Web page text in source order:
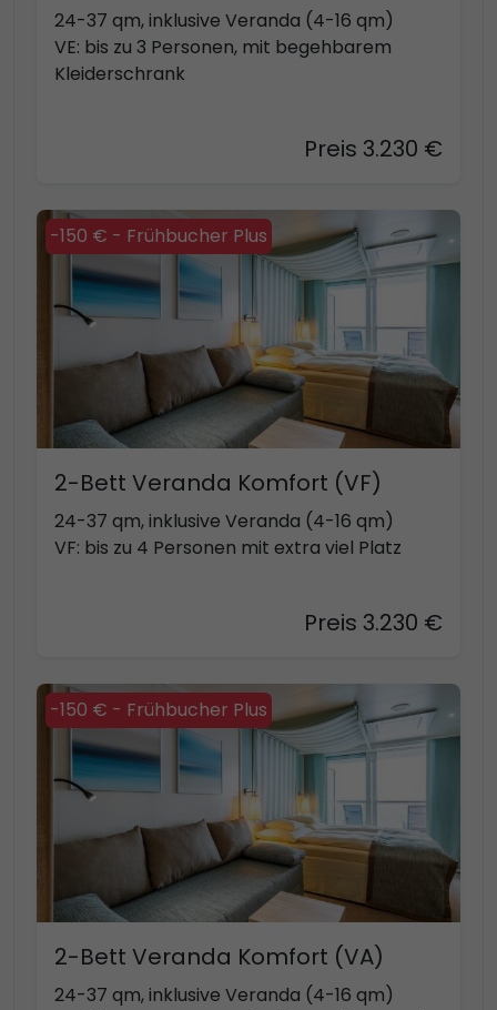
24-37 qm, inklusive Veranda (4-16 qm)
VE: bis zu 3 Personen, mit begehbarem
Kleiderschrank
Preis 3.230 €
-150 € - Frühbucher Plus
2-Bett Veranda Komfort (VF)
24-37 qm, inklusive Veranda (4-16 qm)
VF: bis zu 4 Personen mit extra viel Platz
Preis 3.230 €
-150 € - Frühbucher Plus
2-Bett Veranda Komfort (VA)
24-37 qm, inklusive Veranda (4-16 qm)